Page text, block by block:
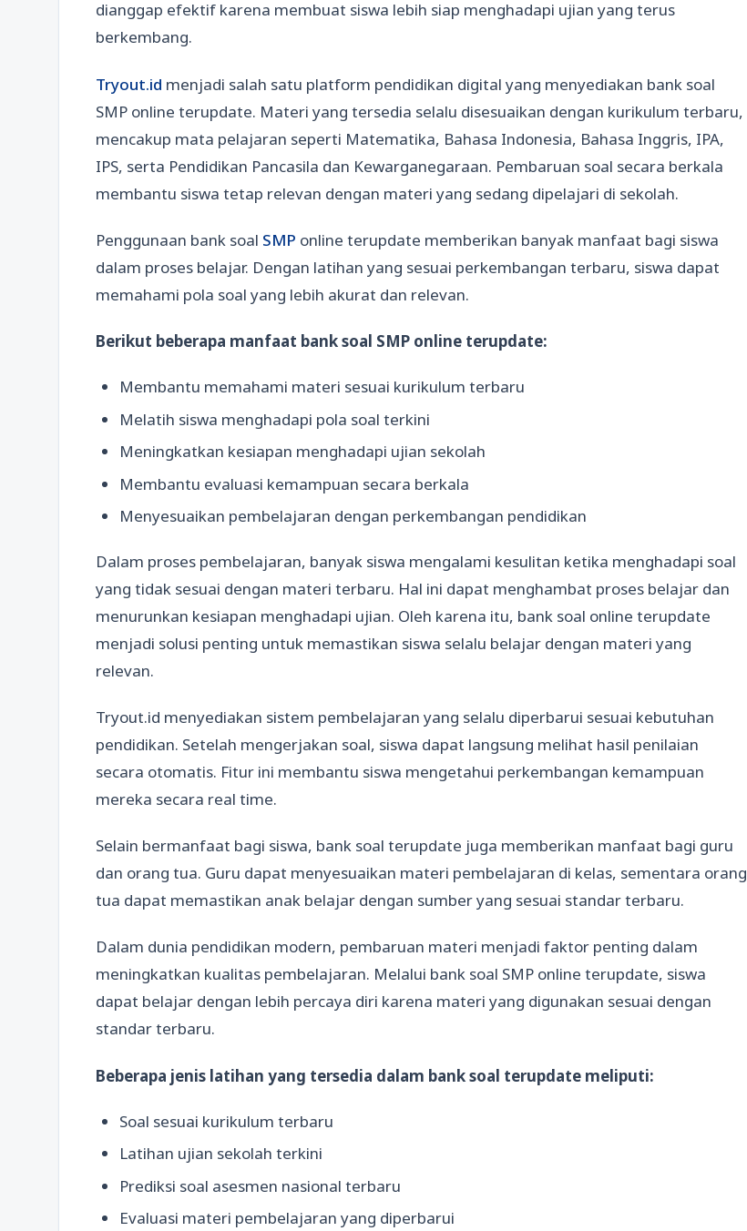
dianggap efektif karena membuat siswa lebih siap menghadapi ujian yang terus
berkembang.
Tryout.id menjadi salah satu platform pendidikan digital yang menyediakan bank soal
SMP online terupdate. Materi yang tersedia selalu disesuaikan dengan kurikulum terbaru,
mencakup mata pelajaran seperti Matematika, Bahasa Indonesia, Bahasa Inggris, IPA,
IPS, serta Pendidikan Pancasila dan Kewarganegaraan. Pembaruan soal secara berkala
membantu siswa tetap relevan dengan materi yang sedang dipelajari di sekolah.
Penggunaan bank soal SMP online terupdate memberikan banyak manfaat bagi siswa
dalam proses belajar. Dengan latihan yang sesuai perkembangan terbaru, siswa dapat
memahami pola soal yang lebih akurat dan relevan.
Berikut beberapa manfaat bank soal SMP online terupdate:
Membantu memahami materi sesuai kurikulum terbaru
Melatih siswa menghadapi pola soal terkini
Meningkatkan kesiapan menghadapi ujian sekolah
Membantu evaluasi kemampuan secara berkala
Menyesuaikan pembelajaran dengan perkembangan pendidikan
Dalam proses pembelajaran, banyak siswa mengalami kesulitan ketika menghadapi soal
yang tidak sesuai dengan materi terbaru. Hal ini dapat menghambat proses belajar dan
menurunkan kesiapan menghadapi ujian. Oleh karena itu, bank soal online terupdate
menjadi solusi penting untuk memastikan siswa selalu belajar dengan materi yang
relevan.
Tryout.id menyediakan sistem pembelajaran yang selalu diperbarui sesuai kebutuhan
pendidikan. Setelah mengerjakan soal, siswa dapat langsung melihat hasil penilaian
secara otomatis. Fitur ini membantu siswa mengetahui perkembangan kemampuan
mereka secara real time.
Selain bermanfaat bagi siswa, bank soal terupdate juga memberikan manfaat bagi guru
dan orang tua. Guru dapat menyesuaikan materi pembelajaran di kelas, sementara orang
tua dapat memastikan anak belajar dengan sumber yang sesuai standar terbaru.
Dalam dunia pendidikan modern, pembaruan materi menjadi faktor penting dalam
meningkatkan kualitas pembelajaran. Melalui bank soal SMP online terupdate, siswa
dapat belajar dengan lebih percaya diri karena materi yang digunakan sesuai dengan
standar terbaru.
Beberapa jenis latihan yang tersedia dalam bank soal terupdate meliputi:
Soal sesuai kurikulum terbaru
Latihan ujian sekolah terkini
Prediksi soal asesmen nasional terbaru
Evaluasi materi pembelajaran yang diperbarui